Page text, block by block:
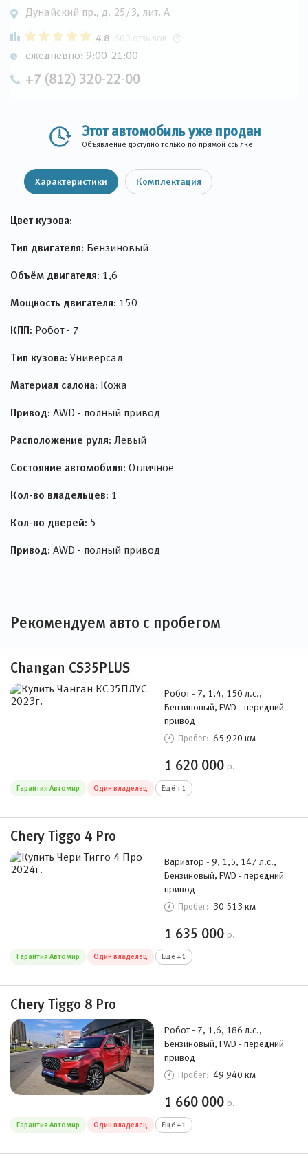
Дунайский пр., д. 25/3, лит. А
4.8 600 отзывов
ежедневно: 9:00-21:00
+7 (812) 320-22-00
Этот автомобиль уже продан
Объявление доступно только по прямой ссылке
Характеристики Комплектация
Цвет кузова:
Тип двигателя: Бензиновый
Объём двигателя: 1,6
Мощность двигателя: 150
КПП: Робот - 7
Тип кузова: Универсал
Материал салона: Кожа
Привод: AWD - полный привод
Расположение руля: Левый
Состояние автомобиля: Отличное
Кол-во владельцев: 1
Кол-во дверей: 5
Привод: AWD - полный привод
Рекомендуем авто с пробегом
Changan CS35PLUS
Робот - 7, 1,4, 150 л.с.,
Бензиновый, FWD - передний
привод
Пробег: 65 920 км
1 620 000 р.
Гарантия Автомир Один владелец Ещё +1
Chery Tiggo 4 Pro
Вариатор - 9, 1,5, 147 л.с.,
Бензиновый, FWD - передний
привод
Пробег: 30 513 км
1 635 000 р.
Гарантия Автомир Один владелец Ещё +1
Chery Tiggo 8 Pro
Робот - 7, 1,6, 186 л.с.,
Бензиновый, FWD - передний
привод
Пробег: 49 940 км
1 660 000 р.
Гарантия Автомир Один владелец Ещё +1